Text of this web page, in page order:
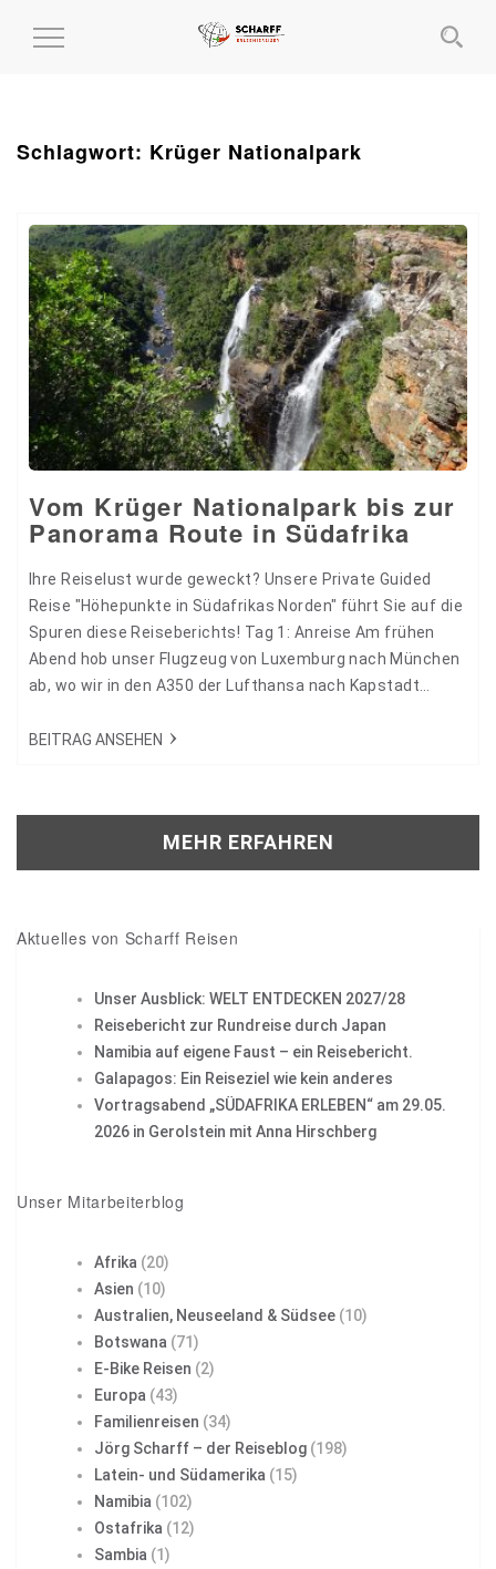
MENÜ
Schlagwort: Krüger Nationalpark
Vom Krüger Nationalpark bis zur
Panorama Route in Südafrika
Ihre Reiselust wurde geweckt? Unsere Private Guided
Reise "Höhepunkte in Südafrikas Norden" führt Sie auf die
Spuren diese Reiseberichts! Tag 1: Anreise Am frühen
Abend hob unser Flugzeug von Luxemburg nach München
ab, wo wir in den A350 der Lufthansa nach Kapstadt
lehnten uns zurück und freuten uns auf wundervolle Tage
BEITRAG ANSEHEN
MEHR ERFAHREN
Aktuelles von Scharff Reisen
Unser Ausblick: WELT ENTDECKEN 2027/28
Reisebericht zur Rundreise durch Japan
Namibia auf eigene Faust – ein Reisebericht.
Galapagos: Ein Reiseziel wie kein anderes
Vortragsabend „SÜDAFRIKA ERLEBEN“ am 29.05.
2026 in Gerolstein mit Anna Hirschberg
Unser Mitarbeiterblog
Afrika (20)
Asien (10)
Australien, Neuseeland & Südsee (10)
Botswana (71)
E-Bike Reisen (2)
Europa (43)
Familienreisen (34)
Jörg Scharff – der Reiseblog (198)
Latein- und Südamerika (15)
Namibia (102)
Ostafrika (12)
Sambia (1)